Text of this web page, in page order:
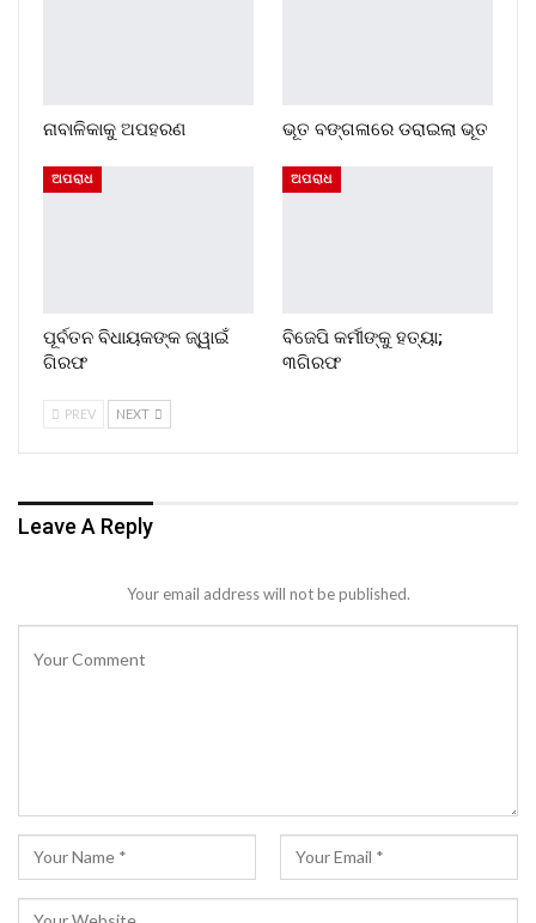
ନାବାଳିକାକୁ ଅପହରଣ ଭୂତ ବଙ୍ଗଳାରେ ଡରାଇଲା ଭୂତ
ଅପରାଧ
ପୂର୍ବତନ ବିଧାୟକଙ୍କ ଜ୍ୱାଇଁ
ଗିରଫ
ଅପରାଧ
ବିଜେପି କର୍ମୀଙ୍କୁ ହତ୍ୟା;
୩ଗିରଫ
PREV NEXT
Leave A Reply
Your email address will not be published.